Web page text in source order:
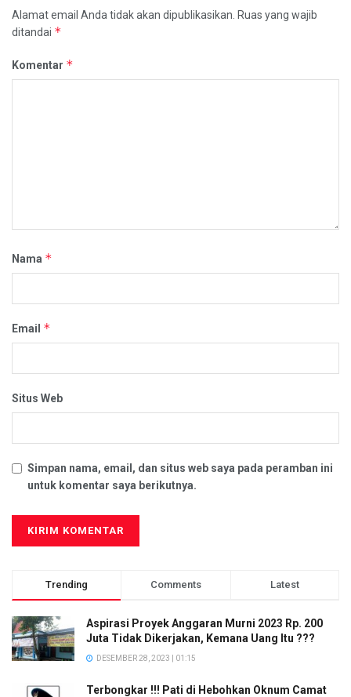
Alamat email Anda tidak akan dipublikasikan. Ruas yang wajib
ditandai *
Komentar *
Nama *
Email *
Situs Web
Simpan nama, email, dan situs web saya pada peramban ini
untuk komentar saya berikutnya.
Trending Comments Latest
Aspirasi Proyek Anggaran Murni 2023 Rp. 200
Juta Tidak Dikerjakan, Kemana Uang Itu ???
DESEMBER 28, 2023 | 01:15
Terbongkar !!! Pati di Hebohkan Oknum Camat